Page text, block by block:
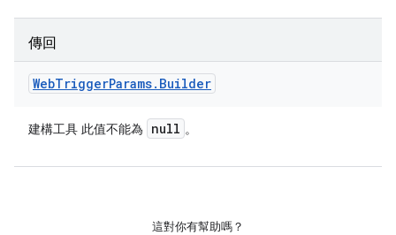
傳回
WebTriggerParams. Builder
建構工具 此值不能為 null 。
這對你有幫助嗎？